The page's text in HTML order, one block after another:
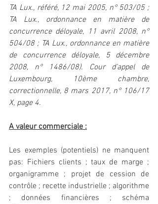
TA Lux., référé, 12 mai 2005, n° 503/05 ;
TA Lux., ordonnance en matière de
concurrence déloyale, 11 avril 2008, n°
504/08 ; TA Lux., ordonnance en matière
de concurrence déloyale, 5 décembre
2008, n° 1486/08). Cour d’appel de
Luxembourg, 10ème chambre,
correctionnelle, 8 mars 2017, n° 106/17
X, page 4.
A valeur commerciale :
Les exemples (potentiels) ne manquent
pas: Fichiers clients ; taux de marge ;
organigramme ; projet de cession de
contrôle ; recette industrielle ; algorithme
; données financières ; schéma